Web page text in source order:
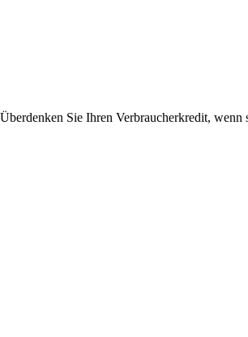
Überdenken Sie Ihren Verbraucherkredit,